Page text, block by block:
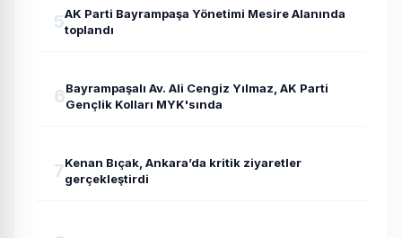
5AK Parti Bayrampaşa Yönetimi Mesire Alanında
toplandı
6Bayrampaşalı Av. Ali Cengiz Yılmaz, AK Parti
Gençlik Kolları MYK'sında
7Kenan Bıçak, Ankara’da kritik ziyaretler
gerçekleştirdi